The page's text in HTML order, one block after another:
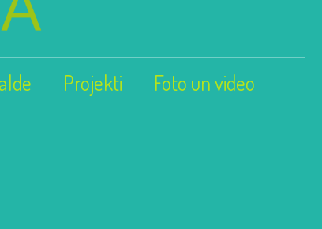
Projekti Foto un video